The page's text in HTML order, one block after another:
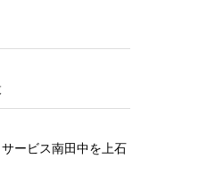
ービス南田中を上石